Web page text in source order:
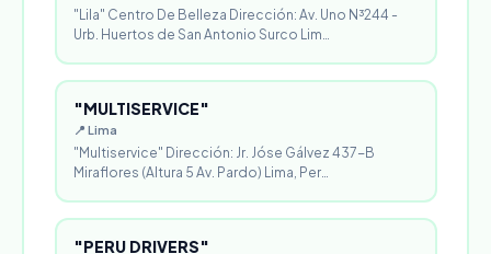
"Lila" Centro De Belleza Dirección: Av. Uno N³244 -
Urb. Huertos de San Antonio Surco Lim…
"MULTISERVICE"
📍 Lima
"Multiservice" Dirección: Jr. Jóse Gálvez 437-B
Miraflores (Altura 5 Av. Pardo) Lima, Per…
"PERU DRIVERS"